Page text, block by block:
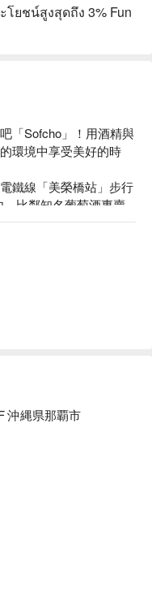
ยชน์สูงสุดถึง 3% Fun
「Sofcho」！用酒精與
環境中享受美好的時
鐵線「美榮橋站」步行
比鄰知名葡萄酒專賣
Gochiya。
沖縄県那覇市